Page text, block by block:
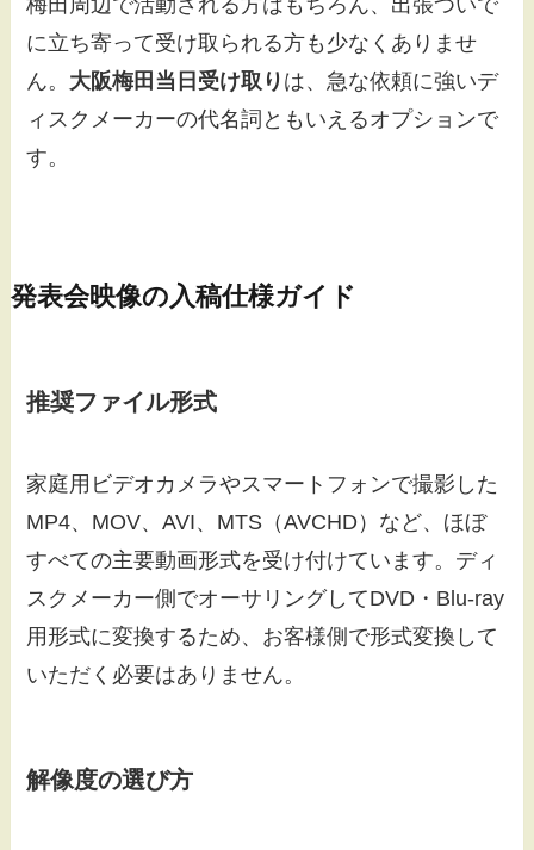
梅田周辺で活動される方はもちろん、出張ついで
に立ち寄って受け取られる方も少なくありませ
ん。 大阪梅田当日受け取り は、急な依頼に強いデ
ィスクメーカーの代名詞ともいえるオプションで
す。
発表会映像の入稿仕様ガイド
推奨ファイル形式
家庭用ビデオカメラやスマートフォンで撮影した
MP4、MOV、AVI、MTS（AVCHD）など、ほぼ
すべての主要動画形式を受け付けています。ディ
スクメーカー側でオーサリングしてDVD・Blu-ray
用形式に変換するため、お客様側で形式変換して
いただく必要はありません。
解像度の選び方